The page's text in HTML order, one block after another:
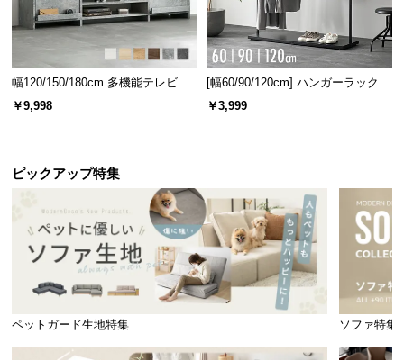
幅120/150/180cm 多機能テレビボ
ード 木目/石目調 オープン収納・
￥9,998
[幅60/90/120cm] ハンガーラック
スチール 4段階高さ調節 サイドフ
￥3,999
ピックアップ特集
ペットガード生地特集 ソファ特集